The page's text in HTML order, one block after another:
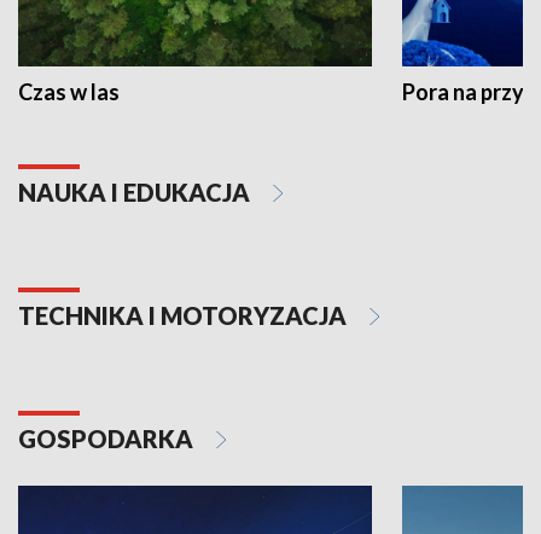
Czas w las Pora na
NAUKA I EDUKACJA
TECHNIKA I MOTORYZACJA
GOSPODARKA